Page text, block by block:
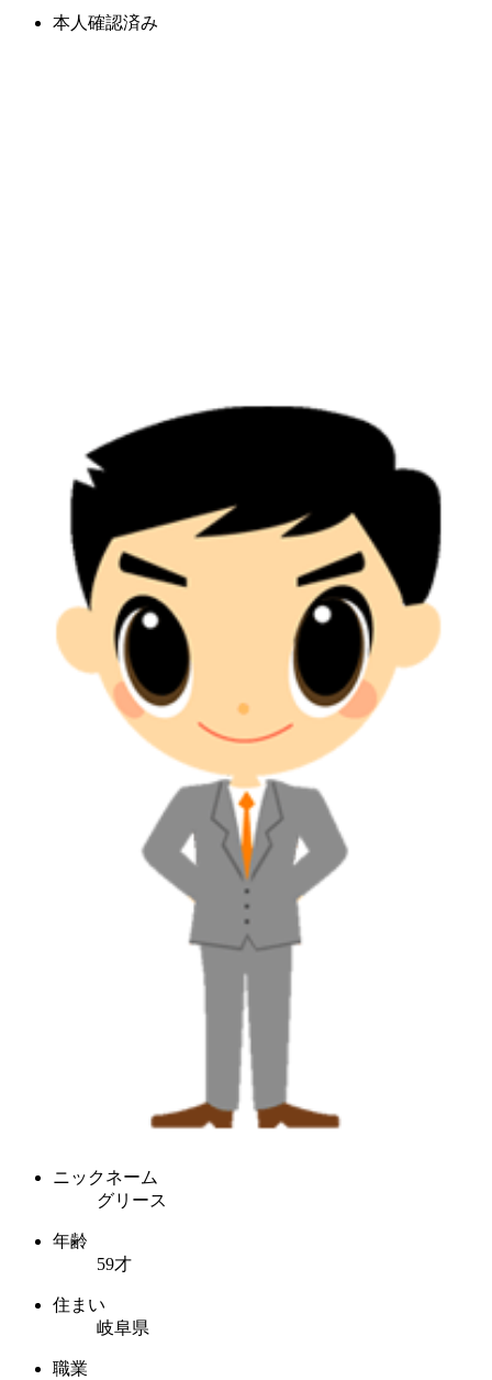
本人確認済み
ニックネーム
グリース
年齢
59才
住まい
岐阜県
職業